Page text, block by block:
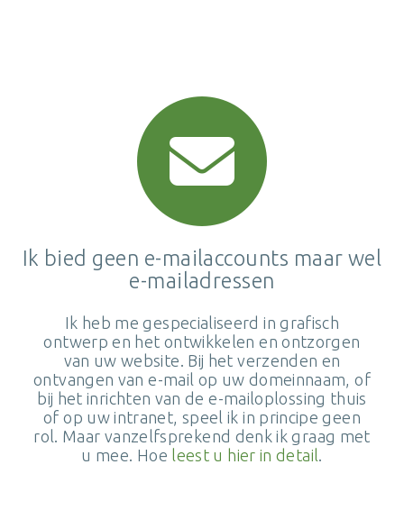
Ik bied geen e-mailaccounts maar wel
e-mailadressen
Ik heb me gespecialiseerd in grafisch
ontwerp en het ontwikkelen en ontzorgen
van uw website. Bij het verzenden en
ontvangen van e-mail op uw domeinnaam, of
bij het inrichten van de e-mailoplossing thuis
of op uw intranet, speel ik in principe geen
rol. Maar vanzelfsprekend denk ik graag met
u mee. Hoe leest u hier in detail